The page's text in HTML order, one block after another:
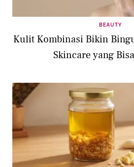
BEAUTY
Kulit Kombinasi Bikin
Skincare yang